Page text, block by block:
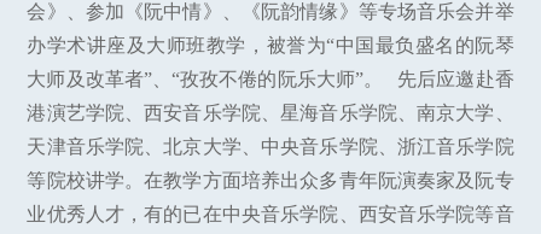
会》、参加《阮中情》、《阮韵情缘》等专场音乐会并举
办学术讲座及大师班教学，被誉为“中国最负盛名的阮琴
大师及改革者”、“孜孜不倦的阮乐大师”。 先后应邀赴香
港演艺学院、西安音乐学院、星海音乐学院、南京大学、
天津音乐学院、北京大学、中央音乐学院、浙江音乐学院
等院校讲学。在教学方面培养出众多青年阮演奏家及阮专
业优秀人才，有的已在中央音乐学院、西安音乐学院等音